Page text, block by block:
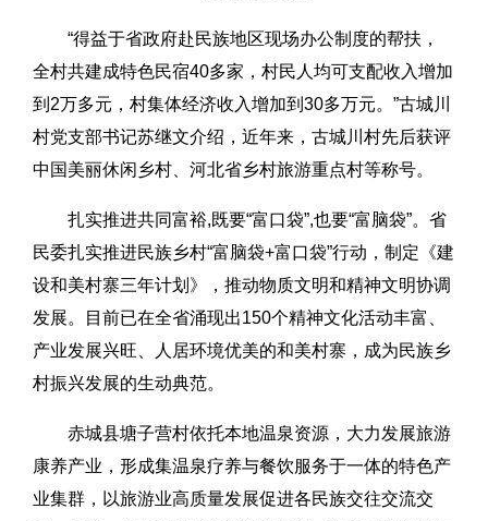
“得益于省政府赴民族地区现场办公制度的帮扶，
全村共建成特色民宿40多家，村民人均可支配收入增加
到2万多元，村集体经济收入增加到30多万元。”古城川
村党支部书记苏继文介绍，近年来，古城川村先后获评
中国美丽休闲乡村、河北省乡村旅游重点村等称号。
扎实推进共同富裕,既要“富口袋”,也要“富脑袋”。省
民委扎实推进民族乡村“富脑袋+富口袋”行动，制定《建
设和美村寨三年计划》，推动物质文明和精神文明协调
发展。目前已在全省涌现出150个精神文化活动丰富、
产业发展兴旺、人居环境优美的和美村寨，成为民族乡
村振兴发展的生动典范。
赤城县塘子营村依托本地温泉资源，大力发展旅游
康养产业，形成集温泉疗养与餐饮服务于一体的特色产
业集群，以旅游业高质量发展促进各民族交往交流交